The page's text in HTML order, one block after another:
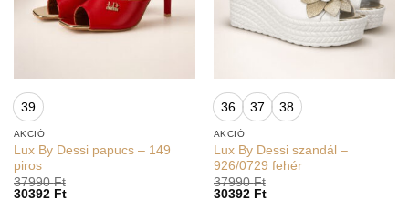
39
AKCIÓ
Lux By Dessi papucs – 149
piros
37990Ft
30392 Ft
36 37 38
AKCIÓ
Lux By Dessi szandál –
926/0729 fehér
37990Ft
30392 Ft